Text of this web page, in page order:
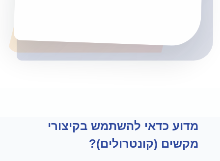
מדוע כדאי להשתמש בקיצורי
מקשים (קונטרולים)?